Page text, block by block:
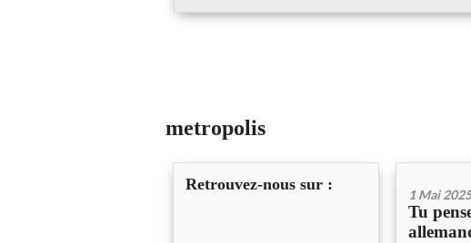
metropolis
Retrouvez-nous sur :
1 Mai 2025
Tu